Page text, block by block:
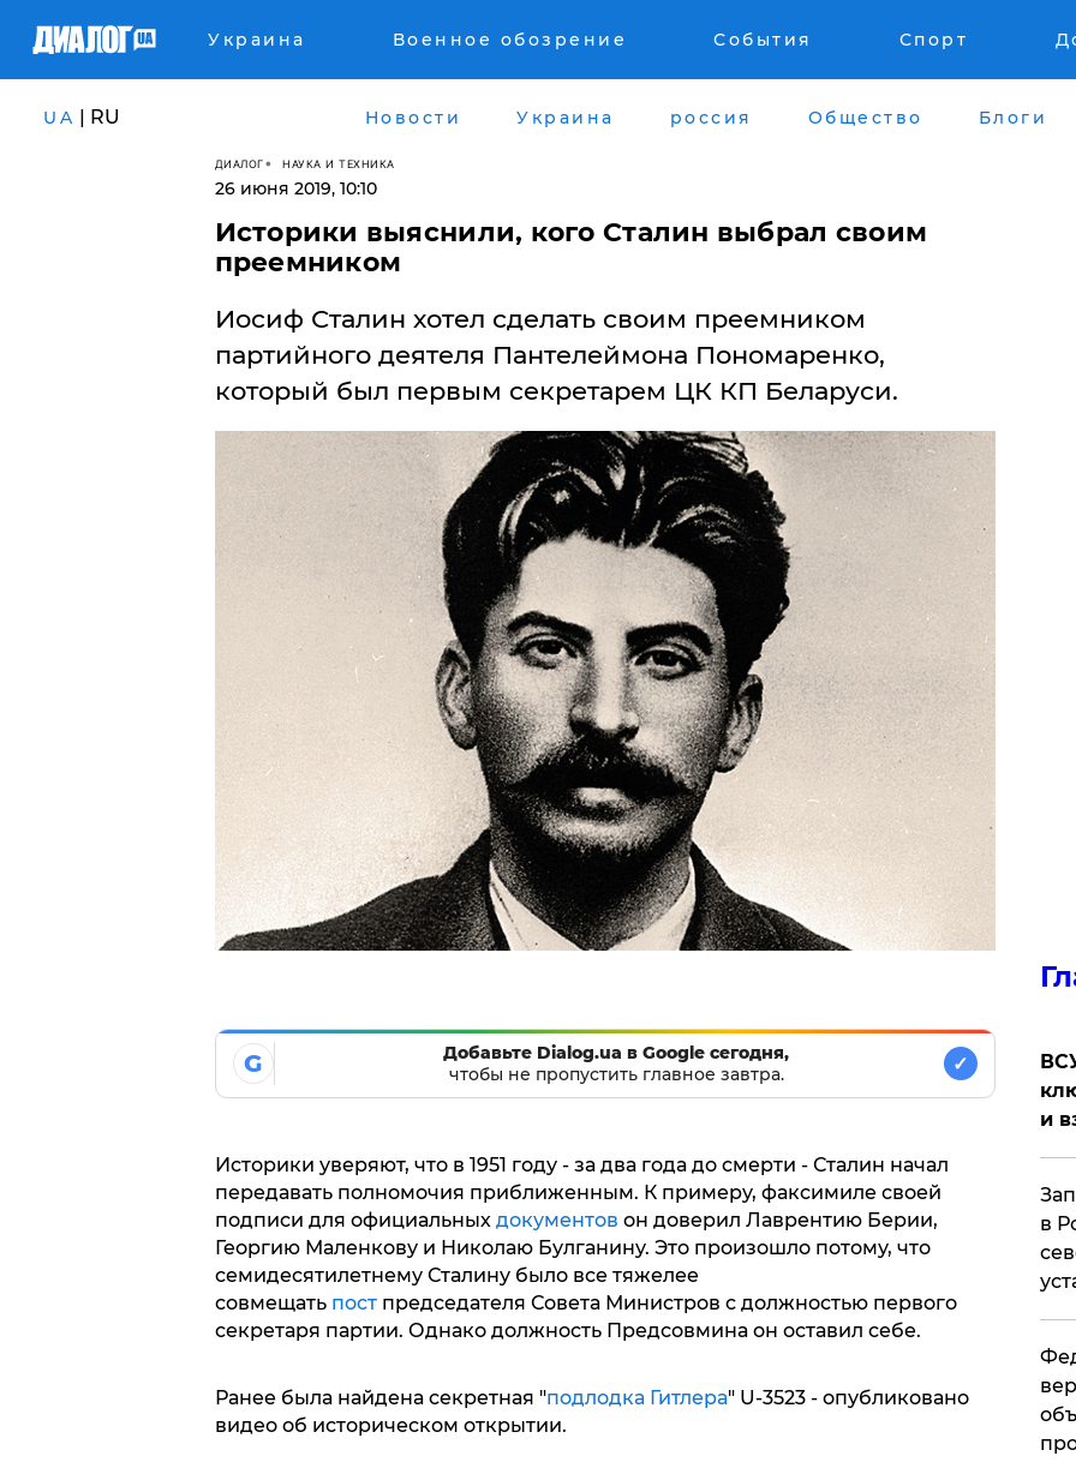
Украина Военное обозрение События Спорт
UA | RU Новости Украина россия Общество Блоги
ДИАЛОГ НАУКА И ТЕХНИКА
26 июня 2019, 10:10
Историки выяснили, кого Сталин выбрал своим
преемником
Иосиф Сталин хотел сделать своим преемником
партийного деятеля Пантелеймона Пономаренко,
который был первым секретарем ЦК КП Беларуси.
G
Добавьте Dialog.ua в Google сегодня,
чтобы не пропустить главное завтра.
✓
Историки уверяют, что в 1951 году - за два года до смерти - Сталин начал
передавать полномочия приближенным. К примеру, факсимиле своей
подписи для официальныхдокументов он доверил Лаврентию Берии,
Георгию Маленкову и Николаю Булганину. Это произошло потому, что
семидесятилетнему Сталину было все тяжелее
совмещать пост председателя Совета Министров с должностью первого
секретаря партии. Однако должность Предсовмина он оставил себе.
Ранее была найдена секретная "подлодка Гитлера" U-3523 - опубликовано
видео об историческом открытии.
и
в